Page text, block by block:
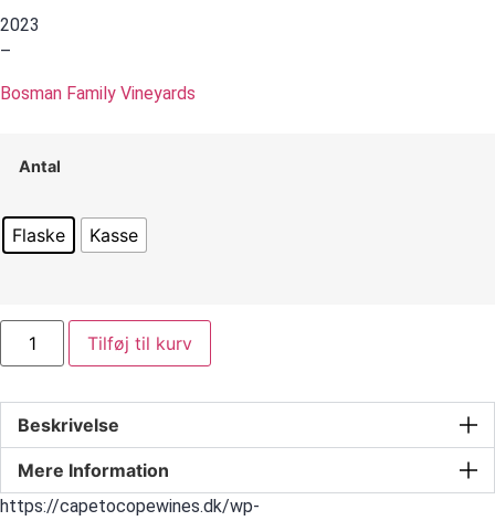
2023
–
Bosman Family Vineyards
Antal
Flaske Kasse
Tilføj til kurv
Beskrivelse
Mere Information
https://capetocopewines.dk/wp-